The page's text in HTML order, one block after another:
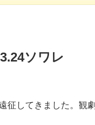
ソワレ
征してきました。観